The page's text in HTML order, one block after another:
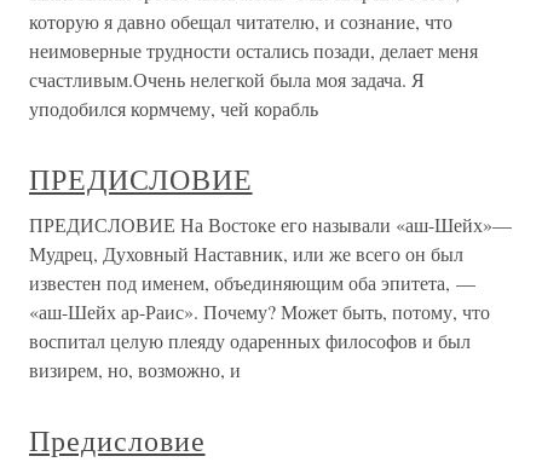
которую я давно обещал читателю, и сознание, что
неимоверные трудности остались позади, делает меня
счастливым.Очень нелегкой была моя задача. Я
уподобился кормчему, чей корабль
ПРЕДИСЛОВИЕ
ПРЕДИСЛОВИЕ На Востоке его называли «аш-Шейх»—
Мудрец, Духовный Наставник, или же всего он был
известен под именем, объединяющим оба эпитета, —
«аш-Шейх ар-Раис». Почему? Может быть, потому, что
воспитал целую плеяду одаренных философов и был
визирем, но, возможно, и
Предисловие